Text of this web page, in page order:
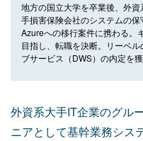
地方の国立大学を卒業後、外
手損害保険会社のシステムの
Azureへの移行案件に携わる。
目指し、転職を決断。リーベ
ブサービス（DWS）の内定を獲
外資系大手IT企業のグル
ニアとして基幹業務シス